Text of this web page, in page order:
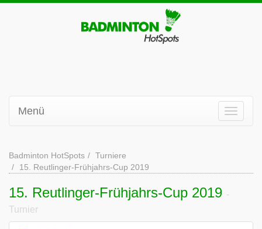
Menü
Badminton HotSpots
Turniere
15. Reutlinger-Frühjahrs-Cup 2019
15. Reutlinger-Frühjahrs-Cup 2019 -
Turnier